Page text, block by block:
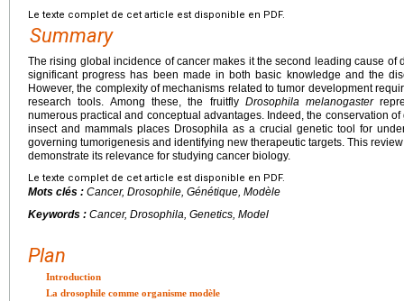
Le texte complet de cet article est disponible en PDF.
Summary
The rising global incidence of cancer makes it the second leading cause of
significant progress has been made in both basic knowledge and the
However, the complexity of mechanisms related to tumor development
research tools. Among these, the fruitfly Drosophila melanogaster
numerous practical and conceptual advantages. Indeed, the conservation
insect and mammals places Drosophila as a crucial genetic tool for
governing tumorigenesis and identifying new therapeutic targets. This
demonstrate its relevance for studying cancer biology.
Le texte complet de cet article est disponible en PDF.
Mots clés : Cancer, Drosophile, Génétique, Modèle
Keywords : Cancer, Drosophila, Genetics, Model
Plan
Introduction
La drosophile comme organisme modèle